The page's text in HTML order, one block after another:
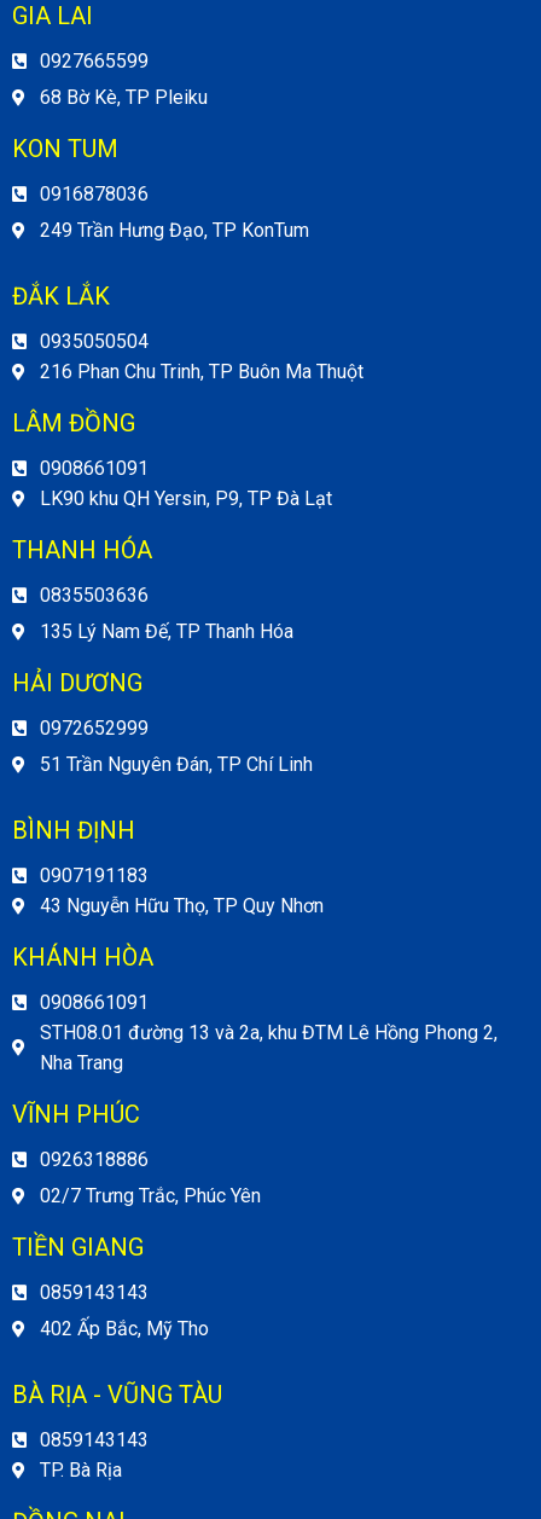
GIA LAI
0927665599
68 Bờ Kè, TP Pleiku
KON TUM
0916878036
249 Trần Hưng Đạo, TP KonTum
ĐẮK LẮK
0935050504
216 Phan Chu Trinh, TP Buôn Ma Thuột
LÂM ĐỒNG
0908661091
LK90 khu QH Yersin, P9, TP Đà Lạt
THANH HÓA
0835503636
135 Lý Nam Đế, TP Thanh Hóa
HẢI DƯƠNG
0972652999
51 Trần Nguyên Đán, TP Chí Linh
BÌNH ĐỊNH
0907191183
43 Nguyễn Hữu Thọ, TP Quy Nhơn
KHÁNH HÒA
0908661091
STH08.01 đường 13 và 2a, khu ĐTM Lê Hồng Phong 2,
Nha Trang
VĨNH PHÚC
0926318886
02/7 Trưng Trắc, Phúc Yên
TIỀN GIANG
0859143143
402 Ấp Bắc, Mỹ Tho
BÀ RỊA - VŨNG TÀU
0859143143
TP. Bà Rịa